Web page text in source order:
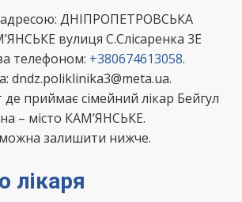
адресою: ДНІПРОПЕТРОВСЬКА
вулиця С.Слісаренка 3Е
телефоном: +380674613058.
dndz.poliklinika3@meta.ua.
приймає сімейний лікар Бейгул
– місто КАМ’ЯНСЬКЕ.
можна залишити нижче.
лікаря